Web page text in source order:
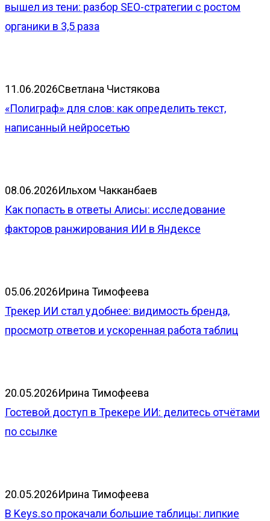
вышел из тени: разбор SEO-стратегии с ростом
органики в 3,5 раза
11.06.2026Светлана Чистякова
«Полиграф» для слов: как определить текст,
написанный нейросетью
08.06.2026Ильхом Чакканбаев
Как попасть в ответы Алисы: исследование
факторов ранжирования ИИ в Яндексе
05.06.2026Ирина Тимофеева
Трекер ИИ стал удобнее: видимость бренда,
просмотр ответов и ускоренная работа таблиц
20.05.2026Ирина Тимофеева
Гостевой доступ в Трекере ИИ: делитесь отчётами
по ссылке
20.05.2026Ирина Тимофеева
В Keys.so прокачали большие таблицы: липкие